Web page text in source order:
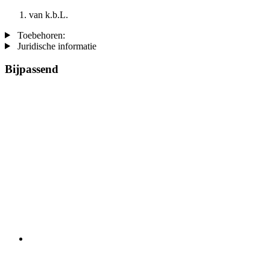
van k.b.L.
Toebehoren:
Juridische informatie
Bijpassend